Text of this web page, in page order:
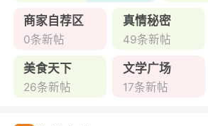
商家自荐区
0条新帖
真情秘密
49条新帖
美食天下
26条新帖
文学广场
17条新帖